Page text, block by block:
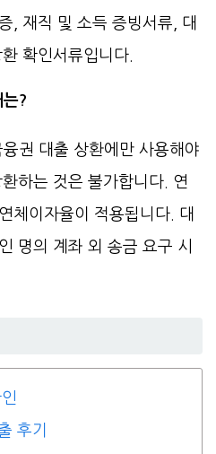
, 재직 및 소득 증빙서류, 대
확인서류입니다.
?
권 대출 상환에만 사용해야
하는 것은 불가합니다. 연
체이자율이 적용됩니다. 대
명의 계좌 외 송금 요구 시
후기